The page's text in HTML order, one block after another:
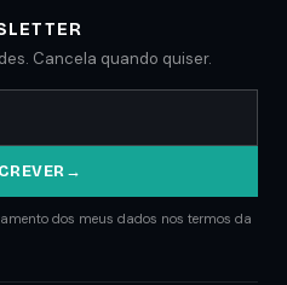
Cancela quando quiser.
→
dos meus dados nos termos da